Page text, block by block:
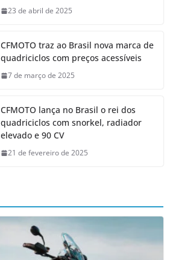
23 de abril de 2025
CFMOTO traz ao Brasil nova marca de
quadriciclos com preços acessíveis
7 de março de 2025
CFMOTO lança no Brasil o rei dos
quadriciclos com snorkel, radiador
elevado e 90 CV
21 de fevereiro de 2025